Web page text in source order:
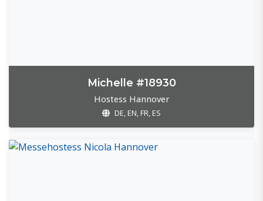
Michelle #18930
Hostess Hannover
DE, EN, FR, ES